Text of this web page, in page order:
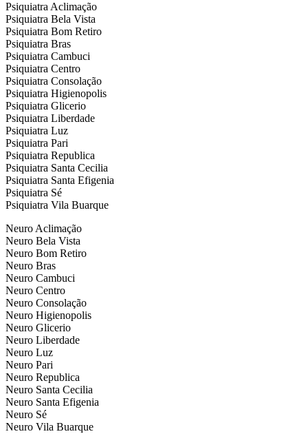
Psiquiatra Aclimação
Psiquiatra Bela Vista
Psiquiatra Bom Retiro
Psiquiatra Bras
Psiquiatra Cambuci
Psiquiatra Centro
Psiquiatra Consolação
Psiquiatra Higienopolis
Psiquiatra Glicerio
Psiquiatra Liberdade
Psiquiatra Luz
Psiquiatra Pari
Psiquiatra Republica
Psiquiatra Santa Cecilia
Psiquiatra Santa Efigenia
Psiquiatra Sé
Psiquiatra Vila Buarque
Neuro Aclimação
Neuro Bela Vista
Neuro Bom Retiro
Neuro Bras
Neuro Cambuci
Neuro Centro
Neuro Consolação
Neuro Higienopolis
Neuro Glicerio
Neuro Liberdade
Neuro Luz
Neuro Pari
Neuro Republica
Neuro Santa Cecilia
Neuro Santa Efigenia
Neuro Sé
Neuro Vila Buarque